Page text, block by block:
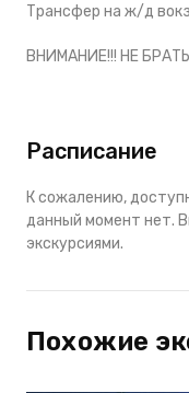
Трансфер на ж/д
ВНИМАНИЕ!!! НЕ
Расписание
К сожалению,
данный момент нет.
экскурсиями.
Похожие